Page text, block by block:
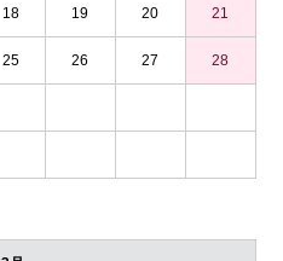
18 19 20 21
25 26 27 28